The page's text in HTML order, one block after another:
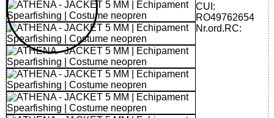
CUI:
RO49762654
Nr.ord.RC: